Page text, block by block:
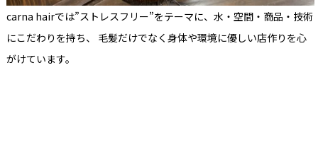
carna hairでは”ストレスフリー”をテーマに、水・空間・商品・技術
にこだわりを持ち、 毛髪だけでなく身体や環境に優しい店作りを心
がけています。